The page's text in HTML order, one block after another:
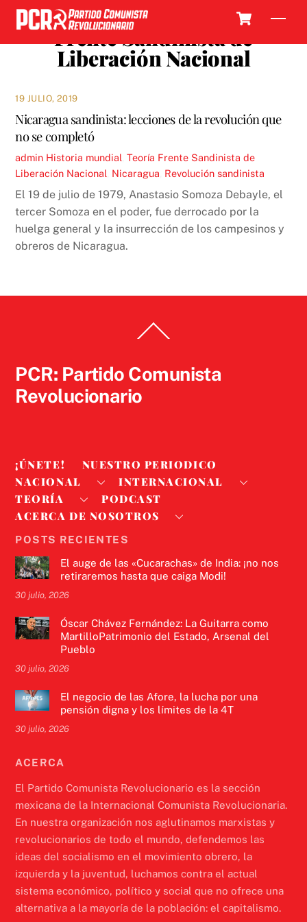
Skip
content
Frente Sandinista de
Liberación Nacional
19 JULIO, 2019
Nicaragua sandinista: lecciones de la revolución que
no se completó
admin Historia mundial ,Teoría Frente Sandinista de
Liberación Nacional Nicaragua Revolución sandinista
El 19 de julio de 1979, Anastasio Somoza Debayle, el
tercer Somoza en el poder, fue derrocado por la
huelga general y la insurrección de los campesinos y
obreros de Nicaragua.
To
PCR: Partido Comunista
Revolucionario
¡ÚNETE!
NUESTRO PERIODICO
NACIONAL
INTERNACIONAL
TEORÍA
PODCAST
ACERCA DE NOSOTROS
POSTS RECIENTES
El auge de las «Cucarachas» de India: ¡no nos
retiraremos hasta que caiga Modi!
30 julio, 2026
Óscar Chávez Fernández: La Guitarra como
MartilloPatrimonio del Estado, Arsenal del
Pueblo
30 julio, 2026
El negocio de las Afore, la lucha por una
pensión digna y los límites de la 4T
30 julio, 2026
ACERCA
El Partido Comunista Revolucionario es la sección
mexicana de la Internacional Comunista Revolucionaria.
En nuestra organización nos aglutinamos marxistas y
revolucionarios de todo el mundo, defendemos las
ideas del socialismo en el movimiento obrero, la
izquierda y la juventud, luchamos contra el actual
sistema económico, político y social que no ofrece una
alternativa a la mayoría de la población: el capitalismo.